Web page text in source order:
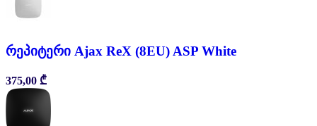
რეპიტერი Ajax ReX (8EU) ASP White
375,00 ₾